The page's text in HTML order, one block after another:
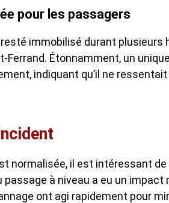
pour les passagers
immobilisé durant
Ferrand. Étonnamment, un
indiquant qu’il ne ressentait
normalisée, il est intéressant
à niveau a eu un
ont agi rapidement pour